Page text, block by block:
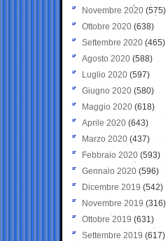
Novembre 2020 (575)
Ottobre 2020 (638)
Settembre 2020(465)
Agosto 2020 (588)
Luglio 2020 (597)
Giugno 2020 (580)
Maggio 2020 (618)
Aprile 2020 (643)
Marzo 2020 (437)
Febbraio 2020 (593)
Gennaio 2020 (596)
Dicembre 2019 (542)
Novembre 2019 (316)
Ottobre 2019 (631)
Settembre 2019 (617)